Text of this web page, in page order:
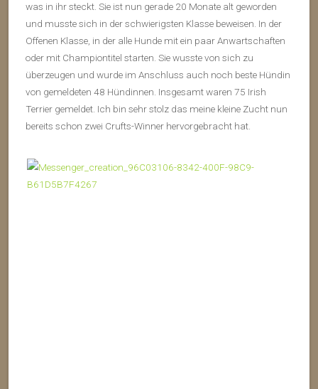
was in ihr steckt. Sie ist nun gerade 20 Monate alt geworden
und musste sich in der schwierigsten Klasse beweisen. In der
Offenen Klasse, in der alle Hunde mit ein paar Anwartschaften
oder mit Championtitel starten. Sie wusste von sich zu
überzeugen und wurde im Anschluss auch noch beste Hündin
von gemeldeten 48 Hündinnen. Insgesamt waren 75 Irish
Terrier gemeldet. Ich bin sehr stolz das meine kleine Zucht nun
bereits schon zwei Crufts-Winner hervorgebracht hat.